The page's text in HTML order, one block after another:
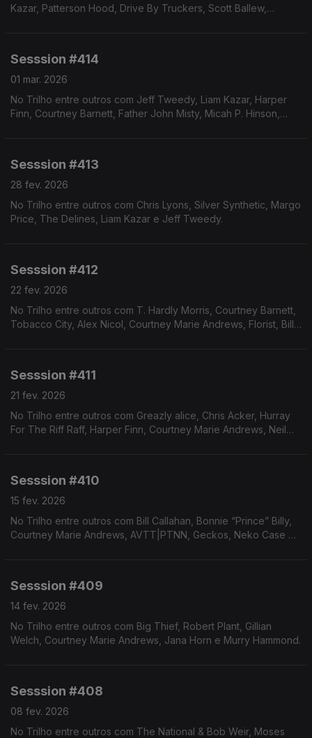
Kazar, Patterson Hood, Drive By Truckers, Scott Ballew,
Sesssion #414
01 mar. 2026
No Trilho entre outros com Jeff Tweedy, Liam Kazar, Harper
Finn, Courtney Barnett, Father John Misty, Micah P. Hinson,
Sesssion #413
28 fev. 2026
No Trilho entre outros com Chris Lyons, Silver Synthetic, Margo
Price, The Delines, Liam Kazar e Jeff Tweedy.
Sesssion #412
22 fev. 2026
No Trilho entre outros com T. Hardly Morris, Courtney Barnett,
Tobacco City, Alex Nicol, Courtney Marie Andrews, Florist, Bill
Sesssion #411
21 fev. 2026
No Trilho entre outros com Greazly alice, Chris Acker, Hurray
For The Riff Raff, Harper Finn, Courtney Marie Andrews, Neil
Sesssion #410
15 fev. 2026
No Trilho entre outros com Bill Callahan, Bonnie “Prince” Billy,
Courtney Marie Andrews, AVTT|PTNN, Geckos, Neko Case e
Sesssion #409
14 fev. 2026
No Trilho entre outros com Big Thief, Robert Plant, Gillian
Welch, Courtney Marie Andrews, Jana Horn e Murry Hammond.
Sesssion #408
08 fev. 2026
No Trilho entre outros com The National & Bob Weir, Moses